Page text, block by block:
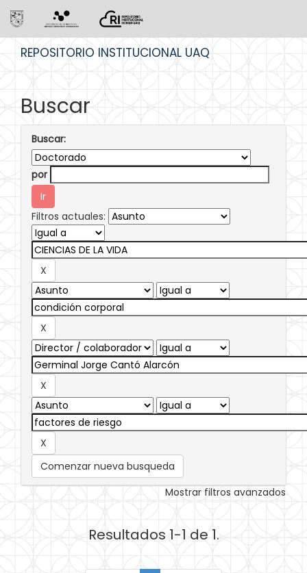
REPOSITORIO INSTITUCIONAL UAQ
Buscar
Buscar:
por
Filtros actuales:
Comenzar nueva busqueda
Mostrar filtros avanzados
Resultados 1-1 de 1.